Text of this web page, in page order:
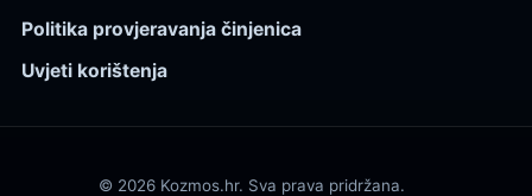
Politika provjeravanja činjenica
Uvjeti korištenja
© 2026 Kozmos.hr. Sva prava pridržana.